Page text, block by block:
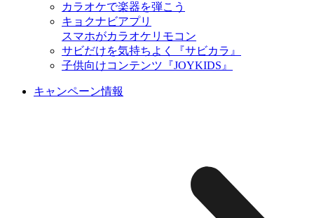
カラオケで楽器を弾こう
キョクナビアプリ
スマホがカラオケリモコン
サビだけを気持ちよく『サビカラ』
子供向けコンテンツ『JOYKIDS』
キャンペーン情報